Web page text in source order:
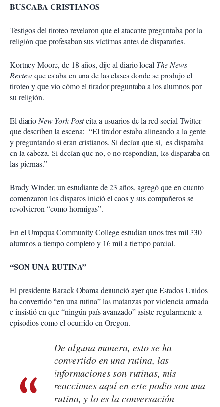
BUSCABA CRISTIANOS
Testigos del tiroteo revelaron que el atacante preguntaba por la
religión que profesaban sus víctimas antes de dispararles.
Kortney Moore, de 18 años, dijo al diario local The News-
Reviewque estaba en una de las clases donde se produjo el
tiroteo y que vio cómo el tirador preguntaba a los alumnos por
su religión.
El diario New York Postcita a usuarios de la red social Twitter
que describen la escena: “El tirador estaba alineando a la gente
y preguntando si eran cristianos. Si decían que sí, les disparaba
en la cabeza. Si decían que no, o no respondían, les disparaba en
las piernas.”
Brady Winder, un estudiante de 23 años, agregó que en cuanto
comenzaron los disparos inició el caos y sus compañeros se
revolvieron “como hormigas”.
En el Umpqua Community College estudian unos tres mil 330
alumnos a tiempo completo y 16 mil a tiempo parcial.
“SON UNA RUTINA”
El presidente Barack Obama denunció ayer que Estados Unidos
ha convertido “en una rutina” las matanzas por violencia armada
e insistió en que “ningún país avanzado” asiste regularmente a
episodios como el ocurrido en Oregon.
De alguna manera, esto se ha
convertido en una rutina, las
informaciones son rutinas, mis
reacciones aquí en este podio son una
rutina, y lo es la conversación